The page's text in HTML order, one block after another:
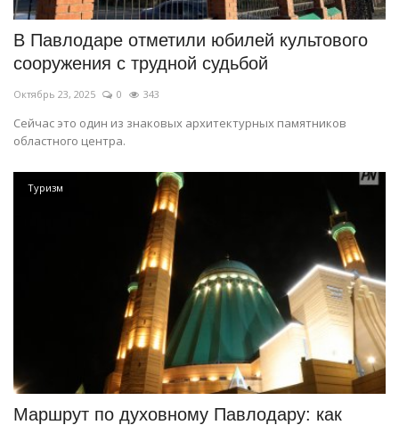
В Павлодаре отметили юбилей культового
сооружения с трудной судьбой
Октябрь 23, 2025 0 343
Сейчас это один из знаковых архитектурных памятников
областного центра.
Туризм
Маршрут по духовному Павлодару: как